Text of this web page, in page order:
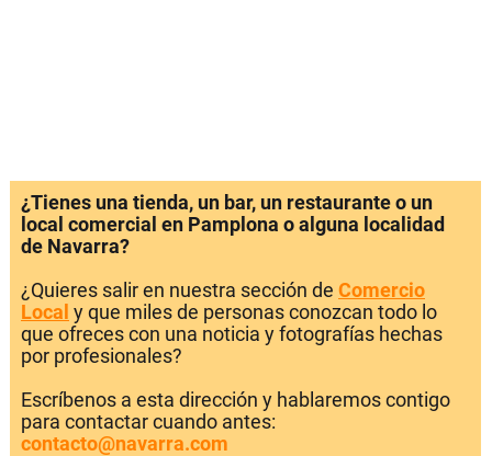
¿Tienes una tienda, un bar, un restaurante o un
local comercial en Pamplona o alguna localidad
de Navarra?
¿Quieres salir en nuestra sección de Comercio
Local y que miles de personas conozcan todo lo
que ofreces con una noticia y fotografías hechas
por profesionales?
Escríbenos a esta dirección y hablaremos contigo
para contactar cuando antes:
contacto@navarra.com